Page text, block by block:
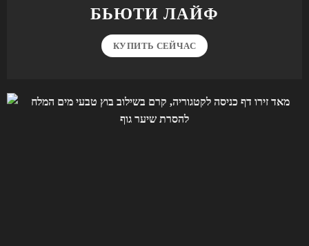
БЬЮТИ ЛАЙФ
КУПИТЬ СЕЙЧАС